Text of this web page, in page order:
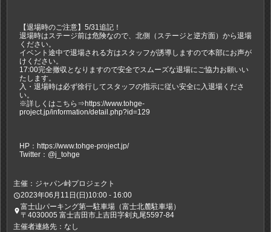
【退場時のご注意】5/31追記！
退場時はステージ前は危険なので、北側（ステージと逆方面）から退場
ください。
イベント途中で退場される方はスタッフが誘導しますので本部にお声が
けください。
17:00完全撤収となりますので安全でスムーズな退場にご協力お願いい
たします。
入・退場時は必ず徐行してスタッフの指示に従い安全に入退場くださ
い。
※詳しくはこちら⇒https://www.tohge-
project.jp/information/detail.php?id=129
HP：https://www.tohge-project.jp/
Twitter：@j_tohge
主催：ジャパン峠プロジェクト
access_time2023年06月11日(日)10:00 - 16:00
place富士山パーキング第一駐車場（富士北麓駐車場）
〒4030005 富士吉田市上吉田字剣丸尾5597-84
主催者連絡先：なし